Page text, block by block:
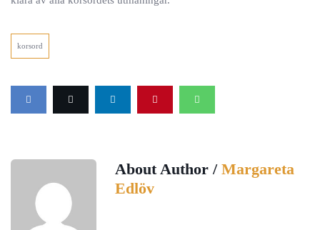
korsord
About Author / Margareta
Edlöv